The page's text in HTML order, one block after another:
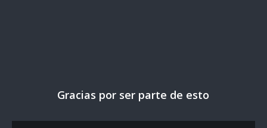
Gracias por ser parte de esto